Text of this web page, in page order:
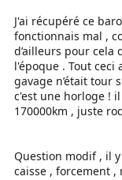
J'ai récupéré ce
fonctionnais mal ,
d’ailleurs pour cela
l'époque . Tout
gavage n’était tour
c'est une horloge !
170000km , juste
Question modif , il
caisse , forcement ,